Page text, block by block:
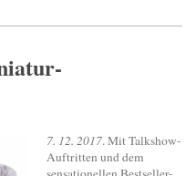
7. 12. 2017. Mit Talkshow-
Auftritten und dem